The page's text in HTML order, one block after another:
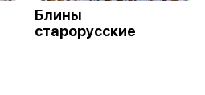
Блины
старорусские